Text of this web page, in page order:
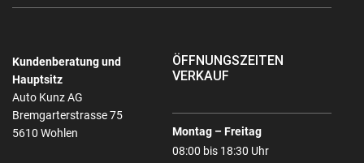
Kundenberatung und
Hauptsitz
Auto Kunz AG
Bremgarterstrasse 75
5610 Wohlen
ÖFFNUNGSZEITEN
VERKAUF
Montag – Freitag
08:00 bis 18:30 Uhr